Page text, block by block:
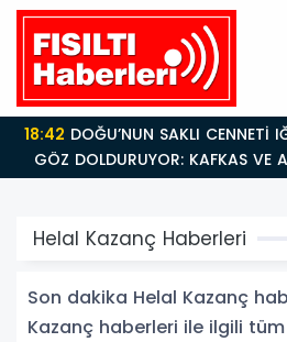
18:42
GÖZ DOLDURUYOR: KAFKAS VE
BULUŞMA
Helal Kazanç Haberleri
Son dakika Helal Kazanç
Kazanç haberleri ile ilgili